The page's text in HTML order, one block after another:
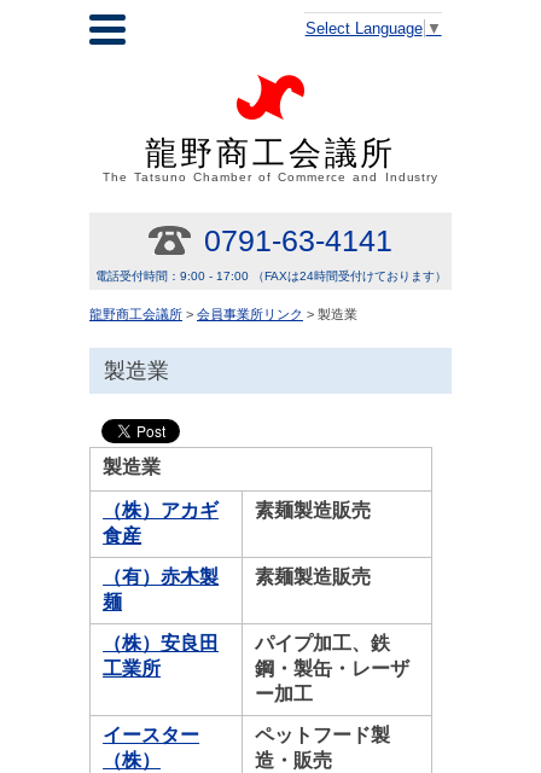
Select Language ▼
龍野商工会議所
The Tatsuno Chamber of Commerce and Industry
0791-63-4141
電話受付時間：9:00 - 17:00 （FAXは24時間受付けております）
龍野商工会議所 > 会員事業所リンク > 製造業
製造業
製造業
（株）アカギ
食産
素麺製造販売
（有）赤木製
麺
素麺製造販売
（株）安良田
工業所
パイプ加工、鉄
鋼・製缶・レーザ
ー加工
イースター
（株）
ペットフード製
造・販売